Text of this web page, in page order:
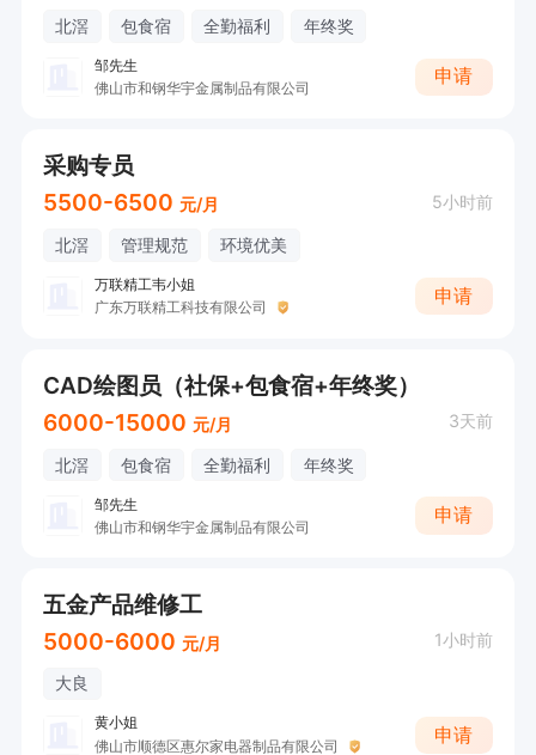
北滘 包食宿 全勤福利 年终奖
邹先生
佛山市和钢华宇金属制品有限公司
申请
采购专员
5500-6500 元/月 5小时前
北滘 管理规范 环境优美
万联精工韦小姐
广东万联精工科技有限公司
申请
CAD绘图员（社保+包食宿+年终奖）
6000-15000 元/月 3天前
北滘 包食宿 全勤福利 年终奖
邹先生
佛山市和钢华宇金属制品有限公司
申请
五金产品维修工
5000-6000 元/月 1小时前
大良
黄小姐
佛山市顺德区惠尔家电器制品有限公司
申请